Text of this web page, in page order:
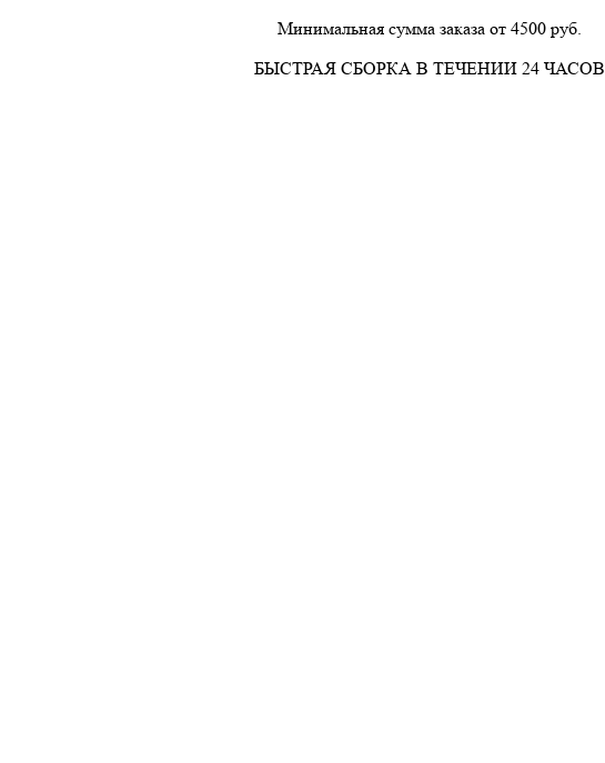
Минимальная сумма заказа от 4500 руб.
БЫСТРАЯ СБОРКА В ТЕЧЕНИИ 24 ЧАСОВ